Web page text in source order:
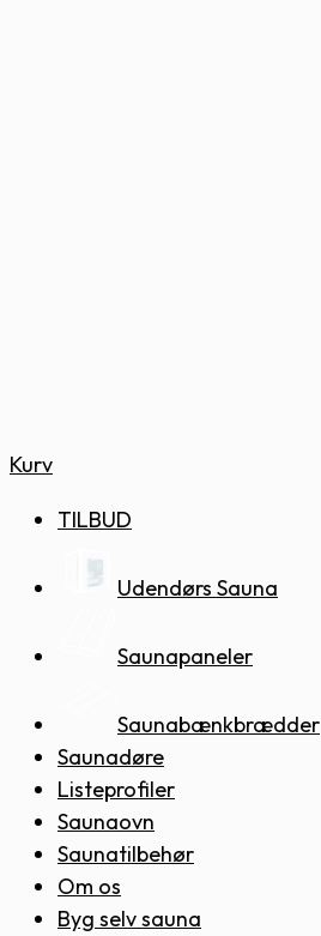
Kurv
TILBUD
Udendørs Sauna
Saunapaneler
Saunabænkbrædder
Saunadøre
Listeprofiler
Saunaovn
Saunatilbehør
Om os
Byg selv sauna